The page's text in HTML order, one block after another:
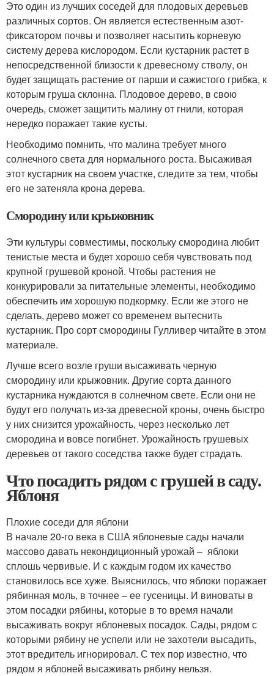
Это один из лучших соседей для плодовых деревьев
различных сортов. Он является естественным азот-
фиксатором почвы и позволяет насытить корневую
систему дерева кислородом. Если кустарник растет в
непосредственной близости к древесному стволу, он
будет защищать растение от парши и сажистого грибка, к
которым груша склонна. Плодовое дерево, в свою
очередь, сможет защитить малину от гнили, которая
нередко поражает такие кусты.
Необходимо помнить, что малина требует много
солнечного света для нормального роста. Высаживая
этот кустарник на своем участке, следите за тем, чтобы
его не затеняла крона дерева.
Смородину или крыжовник
Эти культуры совместимы, поскольку смородина любит
тенистые места и будет хорошо себя чувствовать под
крупной грушевой кроной. Чтобы растения не
конкурировали за питательные элементы, необходимо
обеспечить им хорошую подкормку. Если же этого не
сделать, дерево может со временем вытеснить
кустарник. Про сорт смородины Гулливер читайте в этом
материале.
Лучше всего возле груши высаживать черную
смородину или крыжовник. Другие сорта данного
кустарника нуждаются в солнечном свете. Если они не
будут его получать из-за древесной кроны, очень быстро
у них снизится урожайность, через несколько лет
смородина и вовсе погибнет. Урожайность грушевых
деревьев от такого соседства также будет страдать.
Что посадить рядом с грушей в саду.
Яблоня
Плохие соседи для яблони
В начале 20-го века в США яблоневые сады начали
массово давать некондиционный урожай – яблоки
сплошь червивые. И с каждым годом их качество
становилось все хуже. Выяснилось, что яблоки поражает
рябинная моль, в точнее – ее гусеницы. И виноваты в
этом посадки рябины, которые в то время начали
высаживать вокруг яблоневых посадок. Сады, рядом с
которыми рябину не успели или не захотели высадить,
этот вредитель игнорировал. С тех пор известно, что
рядом я яблоней высаживать рябину нельзя.